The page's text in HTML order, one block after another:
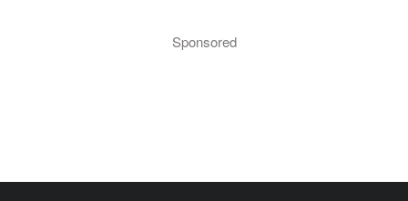
Sponsored